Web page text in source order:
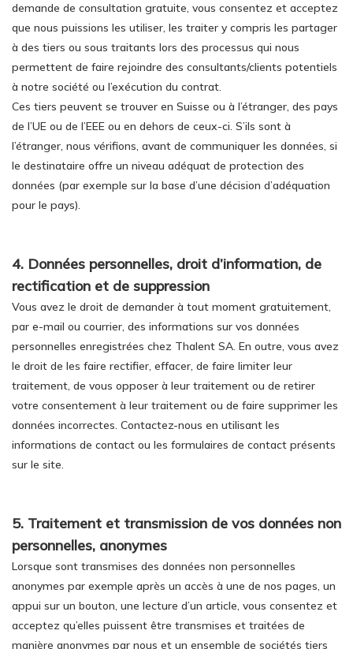
demande de consultation gratuite, vous consentez et acceptez
que nous puissions les utiliser, les traiter y compris les partager
à des tiers ou sous traitants lors des processus qui nous
permettent de faire rejoindre des consultants/clients potentiels
à notre société ou l’exécution du contrat.
Ces tiers peuvent se trouver en Suisse ou à l’étranger, des pays
de l’UE ou de l’EEE ou en dehors de ceux-ci. S’ils sont à
l’étranger, nous vérifions, avant de communiquer les données, si
le destinataire offre un niveau adéquat de protection des
données (par exemple sur la base d’une décision d’adéquation
pour le pays).
4. Données personnelles, droit d’information, de
rectification et de suppression
Vous avez le droit de demander à tout moment gratuitement,
par e-mail ou courrier, des informations sur vos données
personnelles enregistrées chez Thalent SA. En outre, vous avez
le droit de les faire rectifier, effacer, de faire limiter leur
traitement, de vous opposer à leur traitement ou de retirer
votre consentement à leur traitement ou de faire supprimer les
données incorrectes. Contactez-nous en utilisant les
informations de contact ou les formulaires de contact présents
sur le site.
5. Traitement et transmission de vos données non
personnelles, anonymes
Lorsque sont transmises des données non personnelles
anonymes par exemple après un accès à une de nos pages, un
appui sur un bouton, une lecture d’un article, vous consentez et
acceptez qu’elles puissent être transmises et traitées de
manière anonymes par nous et un ensemble de sociétés tiers